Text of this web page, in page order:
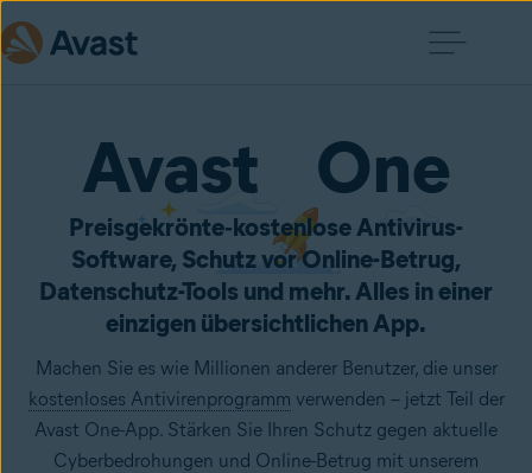
Avast One
Preisgekrönte‑kostenlose Antivirus-
Software, Schutz vor Online-Betrug,
Datenschutz-Tools und mehr. Alles in einer
einzigen übersichtlichen App.
Machen Sie es wie Millionen anderer Benutzer, die unser
kostenloses Antivirenprogramm verwenden – jetzt Teil der
Avast One-App. Stärken Sie Ihren Schutz gegen aktuelle
Cyberbedrohungen und Online-Betrug mit unserem